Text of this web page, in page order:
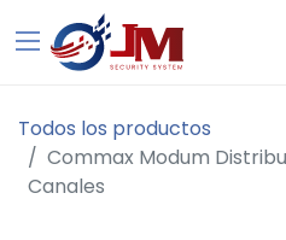
Todos los productos
Commax Modum
Canales